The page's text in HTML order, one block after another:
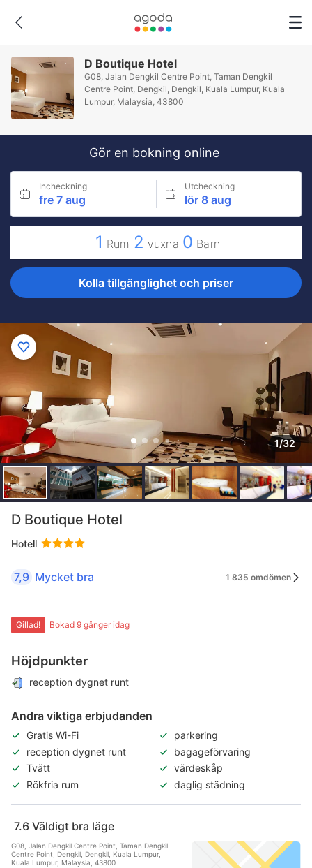
D Boutique Hotel
G08, Jalan Dengkil Centre Point, Taman Dengkil
Centre Point, Dengkil, Dengkil, Kuala Lumpur, Kuala
Lumpur, Malaysia, 43800
Gör en bokning online
Incheckning
fre 7 aug
Utcheckning
lör 8 aug
1 Rum 2 vuxna 0 Barn
Kolla tillgänglighet och priser
1/32
D Boutique Hotel
Hotell
7,9 Mycket bra 1 835 omdömen
Gillad! Bokad 9 gånger idag
Höjdpunkter
reception dygnet runt
Andra viktiga erbjudanden
Gratis Wi-Fi
parkering
reception dygnet runt
bagageförvaring
Tvätt
värdeskåp
Rökfria rum
daglig städning
7.6 Väldigt bra läge
G08, Jalan Dengkil Centre Point, Taman Dengkil
Centre Point, Dengkil, Dengkil, Kuala Lumpur,
Kuala Lumpur, Malaysia, 43800